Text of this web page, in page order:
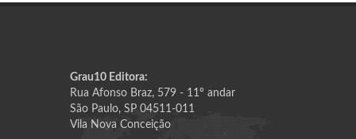
Grau10 Editora:
Rua Afonso Braz, 579 - 11º andar
São Paulo, SP 04511-011
Vila Nova Conceição